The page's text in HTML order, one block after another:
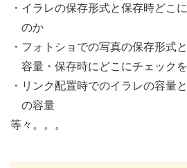
・イラレの保存形式と保存時どこ
のか
・フォトショでの写真の保存形式
容量・保存時にどこにチェック
・リンク配置時でのイラレの容量
の容量
等々。。。